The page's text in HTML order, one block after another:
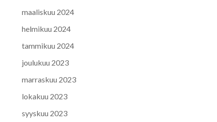
maaliskuu 2024
helmikuu 2024
tammikuu 2024
joulukuu 2023
marraskuu 2023
lokakuu 2023
syyskuu 2023